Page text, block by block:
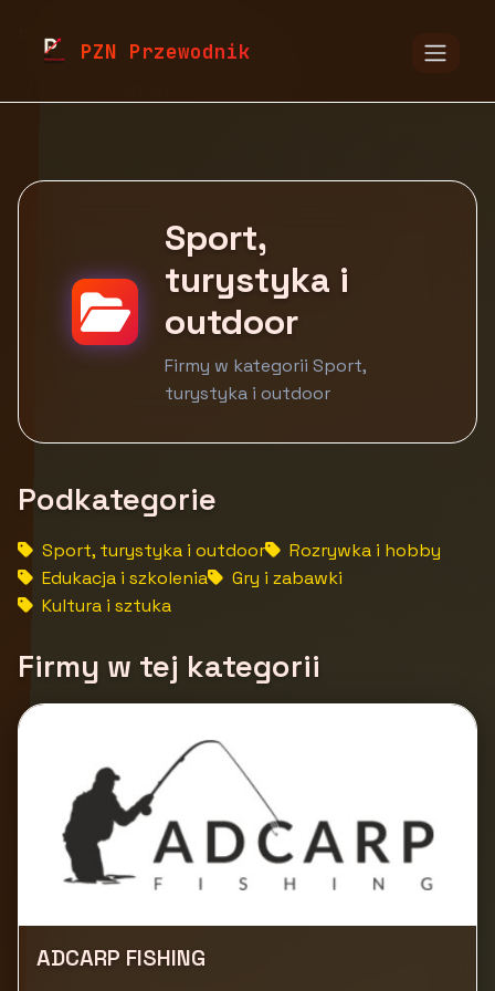
PZN Przewodnik
Edukacja, kultura i rozrywka
Sport,
turystyka i
outdoor
Firmy w kategorii Sport,
turystyka i outdoor
Podkategorie
Sport, turystyka i outdoor
Rozrywka i hobby
Edukacja i szkolenia
Gry i zabawki
Kultura i sztuka
Firmy w tej kategorii
ADCARP FISHING